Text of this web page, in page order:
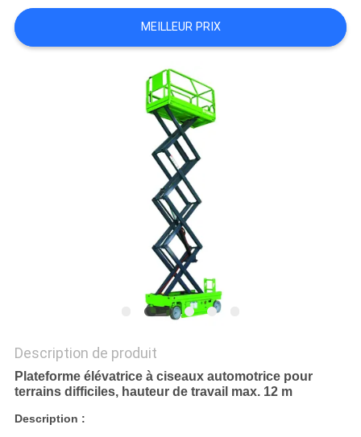
DEMANDEZ
CONFIDENTIALITÉ
MEILLEUR PRIX
Description de produit
Plateforme élévatrice à ciseaux automotrice pour
terrains difficiles, hauteur de travail max. 12 m
Description :